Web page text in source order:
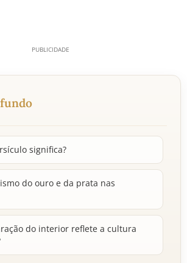
significa?
do ouro e da prata nas
do interior reflete a cultura